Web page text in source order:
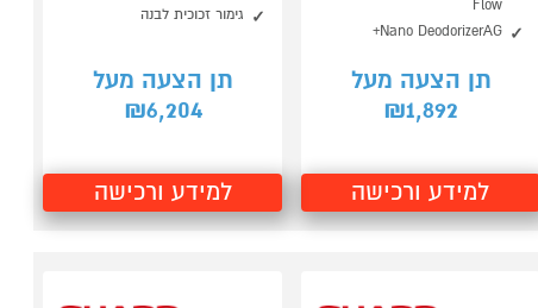
Flow
Nano DeodorizerAG+
תן הצעה מעל
₪1,892
למידע ורכישה
גימור זכוכית לבנה
תן הצעה מעל
₪6,204
למידע ורכישה